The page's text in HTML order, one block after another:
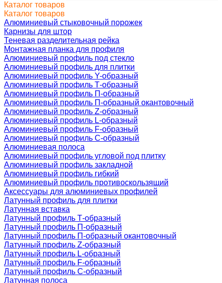
Каталог товаров
Каталог товаров
Алюминиевый стыковочный порожек
Карнизы для штор
Теневая разделительная рейка
Монтажная планка для профиля
Алюминиевый профиль под стекло
Алюминиевый профиль для плитки
Алюминиевый профиль Y-образный
Алюминиевый профиль Т-образный
Алюминиевый профиль П-образный
Алюминиевый профиль П-образный окантовочный
Алюминиевый профиль Z-образный
Алюминиевый профиль L-образный
Алюминиевый профиль F-образный
Алюминиевый профиль C-образный
Алюминиевая полоса
Алюминиевый профиль угловой под плитку
Алюминиевый профиль закладной
Алюминиевый профиль гибкий
Алюминиевый профиль противоскользящий
Аксессуары для алюминиевых профилей
Латунный профиль для плитки
Латунная вставка
Латунный профиль Т-образный
Латунный профиль П-образный
Латунный профиль П-образный окантовочный
Латунный профиль Z-образный
Латунный профиль L-образный
Латунный профиль F-образный
Латунный профиль C-образный
Латунная полоса